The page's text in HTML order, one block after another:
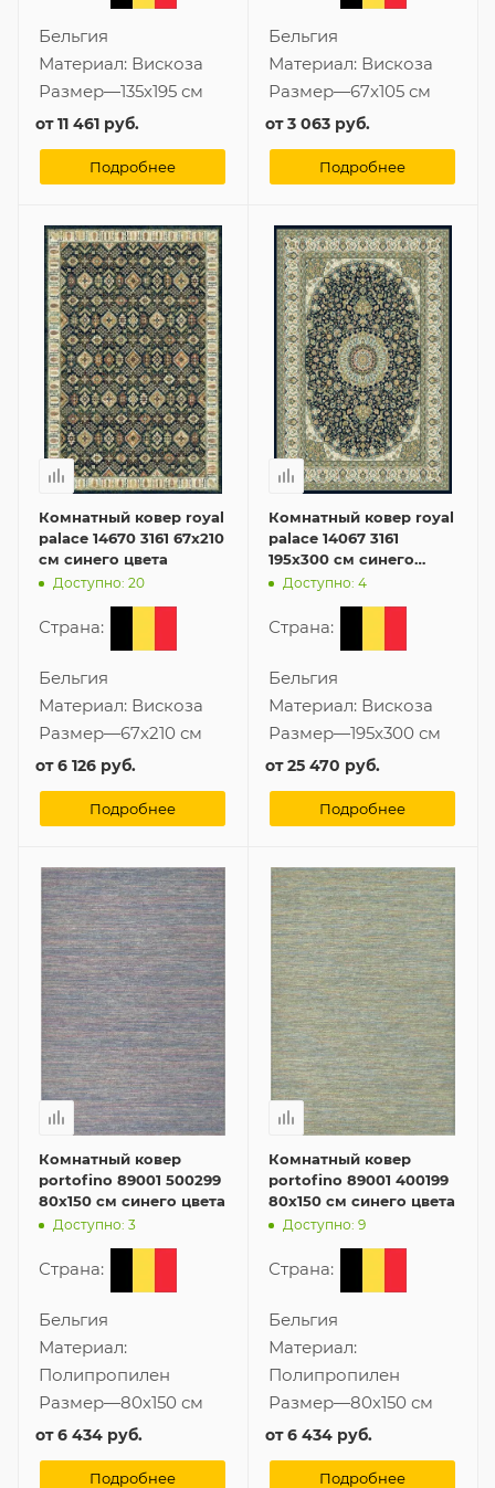
Бельгия
Материал: Вискоза
Размер—135x195 см
от11 461 руб.
Подробнее
Бельгия
Материал: Вискоза
Размер—67x105 см
от3 063 руб.
Подробнее
Комнатный ковер royal
palace 14670 3161 67x210
см синего цвета
Доступно: 20
Страна:
Бельгия
Материал: Вискоза
Размер—67x210 см
от6 126 руб.
Подробнее
Комнатный ковер royal
palace 14067 3161
195x300 см синего
цвета
Доступно: 4
Страна:
Бельгия
Материал: Вискоза
Размер—195x300 см
от25 470 руб.
Подробнее
Комнатный ковер
portofino 89001 500299
80x150 см синего цвета
Доступно: 3
Страна:
Бельгия
Материал:
Полипропилен
Размер—80x150 см
от6 434 руб.
Подробнее
Комнатный ковер
portofino 89001 400199
80x150 см синего цвета
Доступно: 9
Страна:
Бельгия
Материал:
Полипропилен
Размер—80x150 см
от6 434 руб.
Подробнее